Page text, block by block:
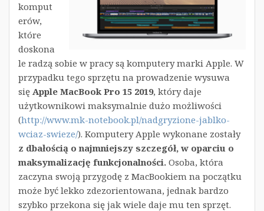
komput
erów,
które
doskona
le radzą sobie w pracy są komputery marki Apple. W
przypadku tego sprzętu na prowadzenie wysuwa
się Apple MacBook Pro 15 2019, który daje
użytkownikowi maksymalnie dużo możliwości
(http://www.mk-notebook.pl/nadgryzione-jablko-
wciaz-swieze/). Komputery Apple wykonane zostały
z dbałością o najmniejszy szczegół, w oparciu o
maksymalizację funkcjonalności. Osoba, która
zaczyna swoją przygodę z MacBookiem na początku
może być lekko zdezorientowana, jednak bardzo
szybko przekona się jak wiele daje mu ten sprzęt.